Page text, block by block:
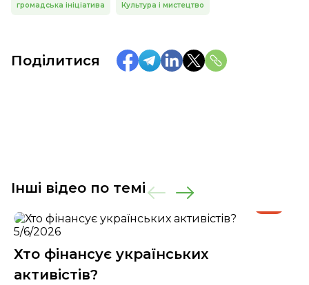
громадська ініціатива Культура і мистецтво
Поділитися
Інші відео по темі
5/6/2026
Хто фінансує українських
активістів?